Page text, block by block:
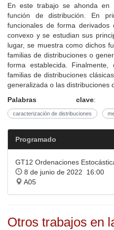
En este trabajo se ahonda
función de distribución. En
funcionales de forma
convexo y se estudian sus
lugar, se muestra como dichos
familias de distribuciones o
forma establecida.
familias de distribuciones
generalizada o las distribuciones
Palabras clave
caracterización de distribuciones
Programado
GT12 Ordenaciones
8 de junio de 2022 16:00
A05
Otros trabajos en